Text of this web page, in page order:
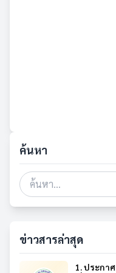
ค้นหา
ข่าวสารล่าสุด
1. ประกา